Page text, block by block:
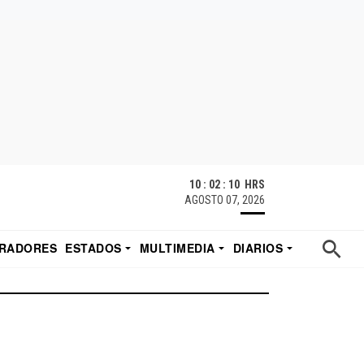
10 : 02 : 10 HRS
AGOSTO 07, 2026
ESTADOS MULTIMEDIA
DIARIOS